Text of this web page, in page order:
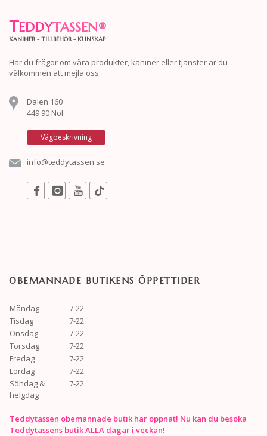
TEDDYTASSEN®
KANINER - TILLBEHÖR - KUNSKAP
Har du frågor om våra produkter, kaniner eller tjänster är du
välkommen att mejla oss.
Dalen 160
449 90 Nol
Vägbeskrivning
info@teddytassen.se
OBEMANNADE BUTIKENS ÖPPETTIDER
Måndag
7-22
Tisdag
7-22
Onsdag
7-22
Torsdag
7-22
Fredag
7-22
Lördag
7-22
Söndag &
helgdag
7-22
Teddytassen obemannade butik har öppnat! Nu kan du besöka
Teddytassens butik ALLA dagar i veckan!